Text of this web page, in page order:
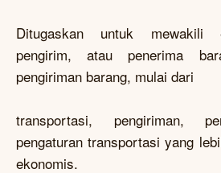
Ditugaskan untuk mewakili
pengirim, atau penerima
pengiriman barang, mulai dari
transportasi, pengiriman,
pengaturan transportasi yang
ekonomis.